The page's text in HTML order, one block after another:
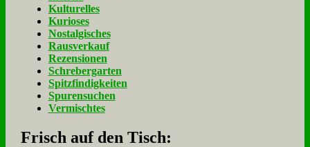
Kulturelles
Kurioses
Nostalgisches
Rausverkauf
Rezensionen
Schrebergarten
Spitzfindigkeiten
Spurensuchen
Vermischtes
Frisch auf den Tisch: